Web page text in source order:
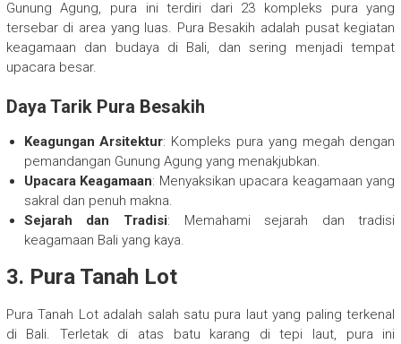
Gunung Agung, pura ini terdiri dari 23 kompleks pura yang
tersebar di area yang luas. Pura Besakih adalah pusat kegiatan
keagamaan dan budaya di Bali, dan sering menjadi tempat
upacara besar.
Daya Tarik Pura Besakih
Keagungan Arsitektur: Kompleks pura yang megah dengan
pemandangan Gunung Agung yang menakjubkan.
Upacara Keagamaan: Menyaksikan upacara keagamaan yang
sakral dan penuh makna.
Sejarah dan Tradisi: Memahami sejarah dan tradisi
keagamaan Bali yang kaya.
3. Pura Tanah Lot
Pura Tanah Lot adalah salah satu pura laut yang paling terkenal
di Bali. Terletak di atas batu karang di tepi laut, pura ini